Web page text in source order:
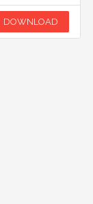
DOWNLOAD